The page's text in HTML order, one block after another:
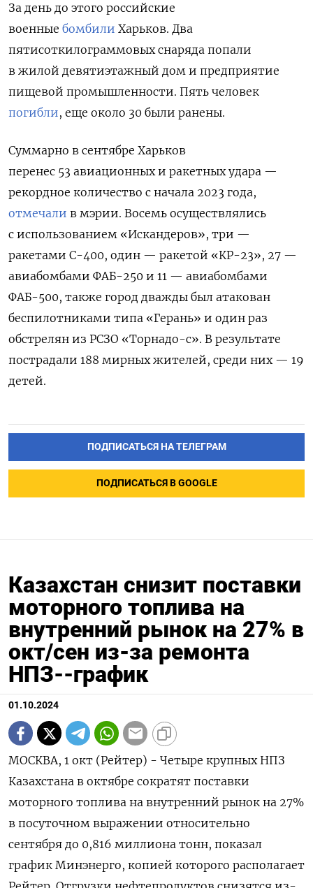
За день до этого российские
военные бомбили Харьков. Два
пятисоткилограммовых снаряда попали
в жилой девятиэтажный дом и предприятие
пищевой промышленности. Пять человек
погибли, еще около 30 были ранены.
Суммарно в сентябре Харьков
перенес 53 авиационных и ракетных удара —
рекордное количество с начала 2023 года,
отмечали в мэрии. Восемь осуществлялись
с использованием «Искандеров», три —
ракетами С-400, один — ракетой «КР-23», 27 —
авиабомбами ФАБ-250 и 11 — авиабомбами
ФАБ-500, также город дважды был атакован
беспилотниками типа «Герань» и один раз
обстрелян из РСЗО «Торнадо-с». В результате
пострадали 188 мирных жителей, среди них — 19
детей.
ПОДПИСАТЬСЯ НА ТЕЛЕГРАМ
ПОДПИСАТЬСЯ В GOOGLE
Казахстан снизит поставки
моторного топлива на
внутренний рынок на 27% в
окт/сен из-за ремонта
НПЗ--график
01.10.2024
МОСКВА, 1 окт (Рейтер) - Четыре крупных НПЗ
Казахстана в октябре сократят поставки
моторного топлива на внутренний рынок на 27%
в посуточном выражении относительно
сентября до 0,816 миллиона тонн, показал
график Минэнерго, копией которого располагает